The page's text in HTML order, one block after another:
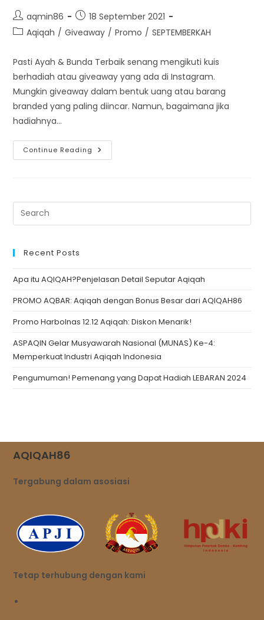
Post
author:
aqmin86
Post
published:
18 September 2021
PostAqiqah / Giveaway / Promo / SEPTEMBERKAH
Pasti Ayah & Bunda Terbaik senang mengikuti kuis
berhadiah atau giveaway yang ada di Instagram.
Mungkin giveaway dalam bentuk uang atau barang
branded yang paling diincar. Namun, bagaimana jika
hadiahnya…
Continue Reading Udah
Tau
Hadiahnya
Recent Posts
Apa itu AQIQAH?Penjelasan Detail Seputar Aqiqah
PROMO AQBAR: Aqiqah dengan Bonus Besar dari AQIQAH86
Promo Harbolnas 12.12 Aqiqah: Diskon Menarik!
ASPAQIN Gelar Musyawarah Nasional (MUNAS) Ke-4:
Memperkuat Industri Aqiqah Indonesia
Pengumuman! Pemenang yang Dapat Hadiah LEBARAN 2024
AQIQAH86
Tergabung dalam asosiasi
Tetap terhubung dengan kami